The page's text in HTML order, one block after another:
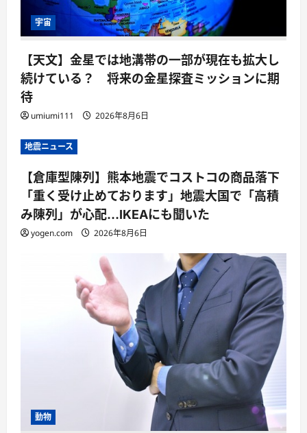
宇宙
【天文】金星では地溝帯の一部が現在も拡大し
続けている？ 将来の金星探査ミッションに期
待
umiumi111 2026年8月6日
地震ニュース
【倉庫型陳列】熊本地震でコストコの商品落下
「重く受け止めております」地震大国で「高積
み陳列」が心配…IKEAにも聞いた
yogen.com 2026年8月6日
動物